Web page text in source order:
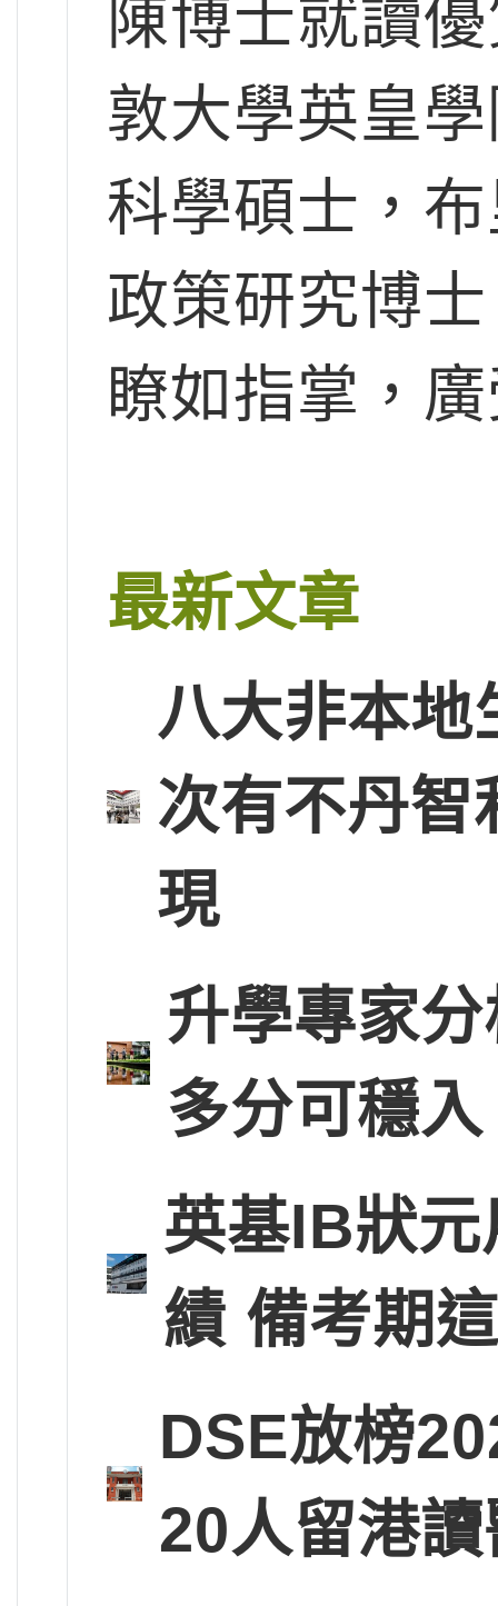
陳博士就讀
敦大學英皇
科學碩士，
政策研究博
瞭如指掌，
最新文章
八大非本地
次有不丹智
現
升學專家
多分可穩
英基IB狀
績 備考期
DSE放榜
20人留港